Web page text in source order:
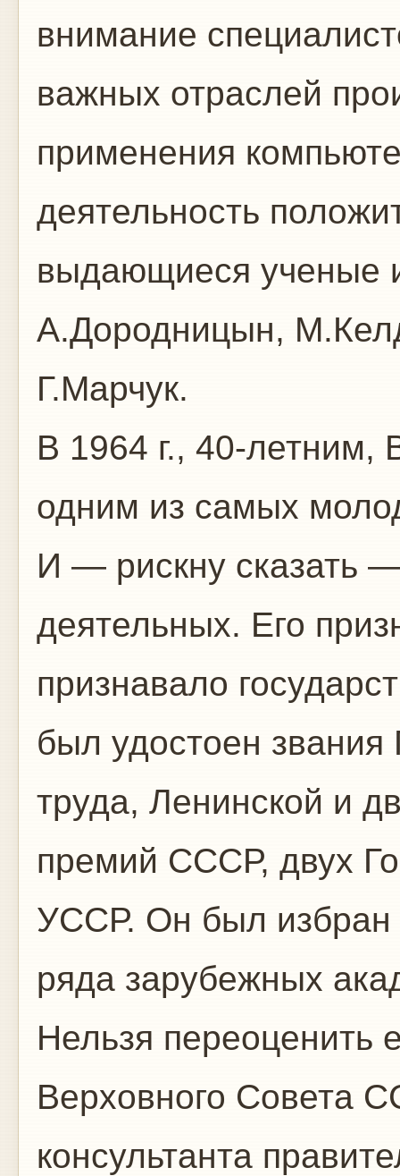
внимание
важных отраслей
применения
деятельность
выдающиеся ученые
А.Дородницын,
Г.Марчук.
В 1964 г., 40-летним,
одним из самых
И — рискну сказать
деятельных. Его
признавало
был удостоен звания
труда, Ленинской и
премий СССР, двух
УССР. Он был
ряда зарубежных
Нельзя переоценить
Верховного Совета
консультанта